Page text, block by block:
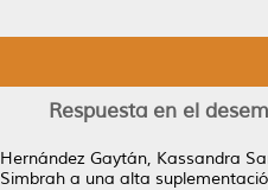
Respuesta en el
Hernández Gaytán, Kassandra
Simbrah a una alta